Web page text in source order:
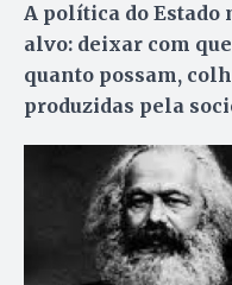
A política do Estado
alvo: deixar com
quanto possam,
produzidas pela